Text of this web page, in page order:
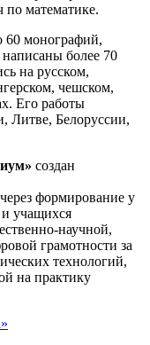
по математике.
60 монографий,
более 70
на русском,
чешском,
Его работы
Литве, Белоруссии,
создан
формирование у
и учащихся
научной,
грамотности за
технологий,
на практику